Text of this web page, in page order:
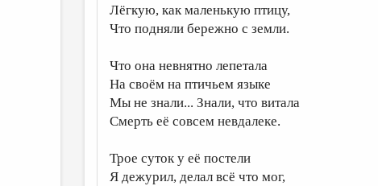
Лёгкую, как маленькую птицу,
Что подняли бережно с земли.
Что она невнятно лепетала
На своём на птичьем языке
Мы не знали... Знали, что витала
Смерть её совсем невдалеке.
Трое суток у её постели
Я дежурил, делал всё что мог,